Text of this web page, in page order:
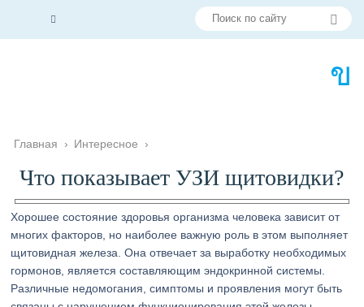
Главная › Интересное ›
Что показывает УЗИ щитовидки?
Хорошее состояние здоровья организма человека зависит от
многих факторов, но наиболее важную роль в этом выполняет
щитовидная железа. Она отвечает за выработку необходимых
гормонов, является составляющим эндокринной системы.
Различные недомогания, симптомы и проявления могут быть